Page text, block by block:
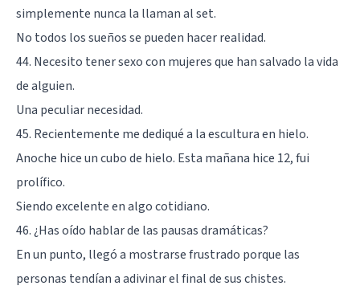
simplemente nunca la llaman al set.
No todos los sueños se pueden hacer realidad.
44. Necesito tener sexo con mujeres que han salvado la vida
de alguien.
Una peculiar necesidad.
45. Recientemente me dediqué a la escultura en hielo.
Anoche hice un cubo de hielo. Esta mañana hice 12, fui
prolífico.
Siendo excelente en algo cotidiano.
46. ¿Has oído hablar de las pausas dramáticas?
En un punto, llegó a mostrarse frustrado porque las
personas tendían a adivinar el final de sus chistes.